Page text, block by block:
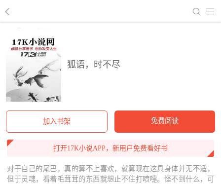
狐语，时不尽
加入书架 免费阅读
打开17K小说APP，新用户免费看好书
对于自己的尾巴，真的算不上喜欢，就算现在这具身体并无不适，
但于灵魂，看着毛茸茸的东西就想止不住打喷嚏。怪不到什么，可